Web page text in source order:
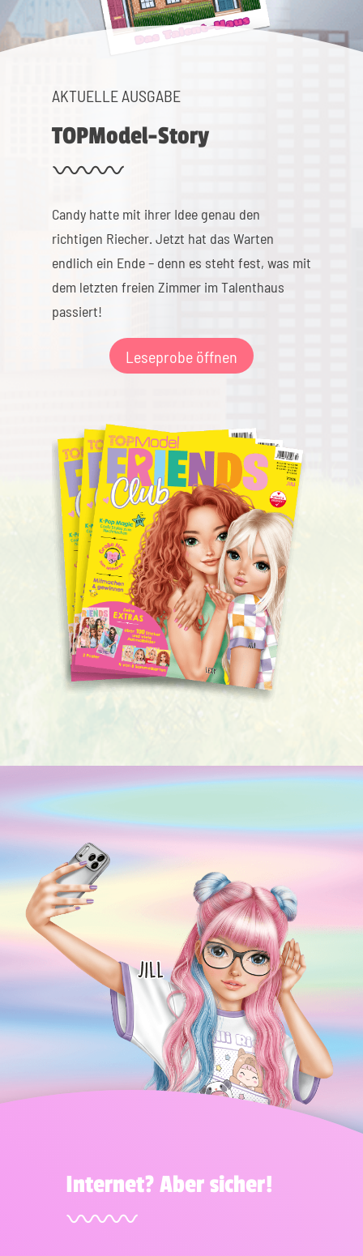
AKTUELLE AUSGABE
TOPModel-Story
Candy hatte mit ihrer Idee genau den
richtigen Riecher. Jetzt hat das Warten
endlich ein Ende – denn es steht fest, was mit
dem letzten freien Zimmer im Talenthaus
passiert!
Leseprobe öffnen
Internet? Aber sicher!